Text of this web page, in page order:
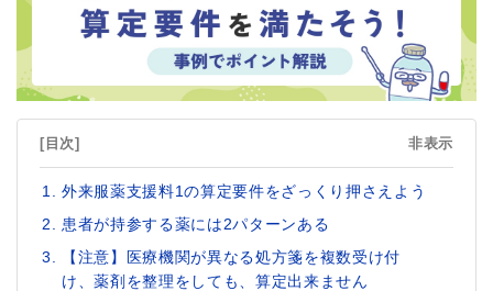
[目次] 非表示
外来服薬支援料1の算定要件をざっくり押さえよう
患者が持参する薬には2パターンある
【注意】医療機関が異なる処方箋を複数受け付
け、薬剤を整理をしても、算定出来ません